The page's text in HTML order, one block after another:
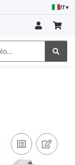
IT▾